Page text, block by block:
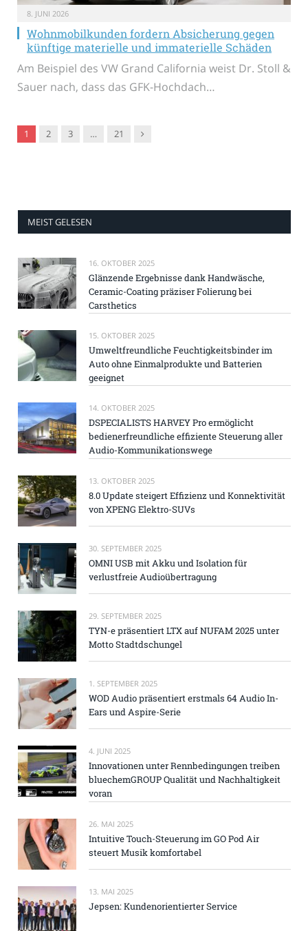
8. JUNI 2026
Wohnmobilkunden fordern Absicherung gegen
künftige materielle und immaterielle Schäden
Am Beispiel des VW Grand California weist Dr. Stoll &
Sauer nach, dass das GFK-Hochdach…
1 2 3 … 21 Nachfolger
MEIST GELESEN
16. OKTOBER 2025
Glänzende Ergebnisse dank Handwäsche,
Ceramic-Coating präziser Folierung bei
Carsthetics
15. OKTOBER 2025
Umweltfreundliche Feuchtigkeitsbinder im
Auto ohne Einmalprodukte und Batterien
geeignet
14. OKTOBER 2025
DSPECIALISTS HARVEY Pro ermöglicht
bedienerfreundliche effiziente Steuerung aller
Audio-Kommunikationswege
13. OKTOBER 2025
8.0 Update steigert Effizienz und Konnektivität
von XPENG Elektro-SUVs
30. SEPTEMBER 2025
OMNI USB mit Akku und Isolation für
verlustfreie Audioübertragung
29. SEPTEMBER 2025
TYN-e präsentiert LTX auf NUFAM 2025 unter
Motto Stadtdschungel
1. SEPTEMBER 2025
WOD Audio präsentiert erstmals 64 Audio In-
Ears und Aspire-Serie
4. JUNI 2025
Innovationen unter Rennbedingungen treiben
bluechemGROUP Qualität und Nachhaltigkeit
voran
26. MAI 2025
Intuitive Touch-Steuerung im GO Pod Air
steuert Musik komfortabel
13. MAI 2025
Jepsen: Kundenorientierter Service